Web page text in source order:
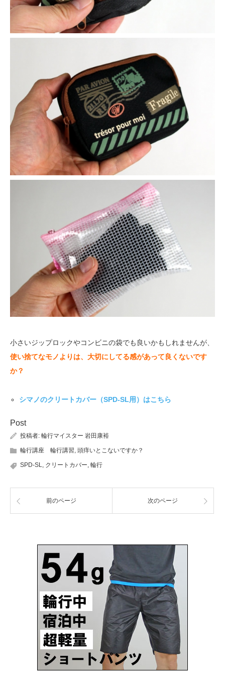
小さいジップロックやコンビニの袋でも良いかもしれませんが、
使い捨てなモノよりは、大切にしてる感があって良くないです
か？
シマノのクリートカバー（SPD-SL用）はこちら
Post
投稿者: 輪行マイスター 岩田康裕
輪行講座 輪行講習, 頭痒いとこないですか？
SPD-SL, クリートカバー, 輪行
前のページ 次のページ